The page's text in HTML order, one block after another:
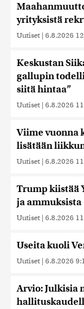
yrityksistä
Uutiset | 6.8.2026
Keskustan
gallupin
siitä hintaa”
Uutiset | 6.8.2026
Viime vuonna
lisätään
Uutiset | 6.8.2026
Trump kiistää
ja ammuksista
Uutiset | 6.8.2026
Useita kuoli
Uutiset | 6.8.2026
Arvio: Julkisia